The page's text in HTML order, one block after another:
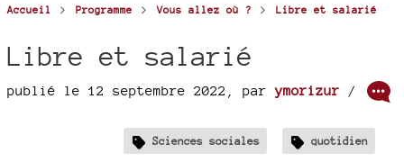
Accueil > Programme >Vous allez où ? > Libre et salarié
Libre et salarié
publié le 12 septembre 2022 parymorizur /
Sciences sociales quotidien